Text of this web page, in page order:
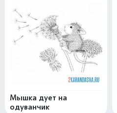
Мышка дует на
одуванчик